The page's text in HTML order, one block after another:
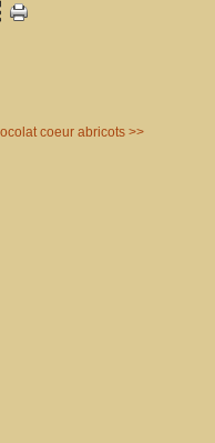
coeur abricots >>